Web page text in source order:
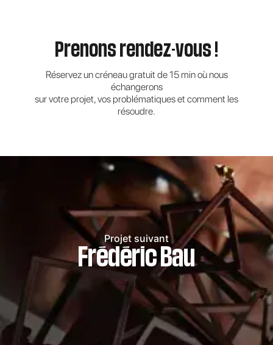
Prenons rendez-vous !
Réservez un créneau gratuit de 15 min où nous
échangerons
sur votre projet, vos problématiques et comment les
résoudre.
Projet suivant
Frédéric Bau